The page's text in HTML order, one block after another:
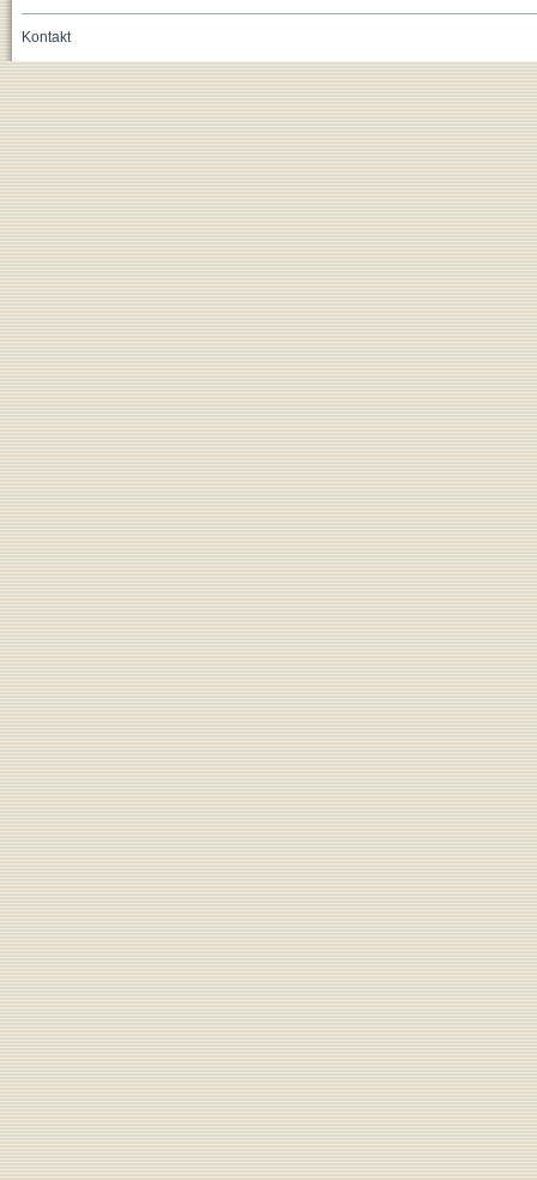
Kontakt